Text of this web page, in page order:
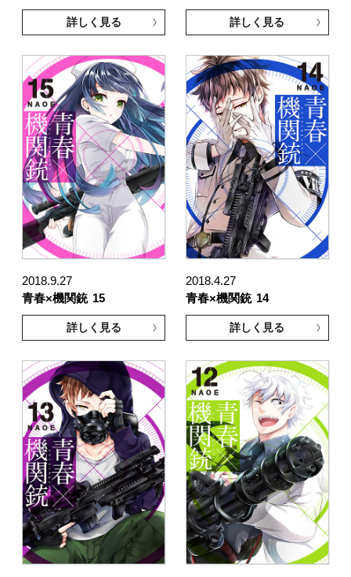
詳しく見る 詳しく見る
2018.9.27
青春×機関銃 15
詳しく見る
2018.4.27
青春×機関銃 14
詳しく見る